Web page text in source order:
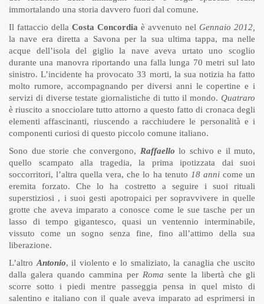
immortalando una storia davvero fuori dal comune.
Il fattaccio della Costa Concordia è avvenuto nel Gennaio 2012,
la nave era diretta a Savona per la sua ultima tappa, ma nelle
acque dell’isola del giglio la nave aveva urtato uno scoglio
durante una manovra riportando una falla lunga 70 metri sul lato
sinistro. L’incidente ha provocato 33 morti, la sua notizia ha fatto
molto rumore, accompagnando per diversi anni le copertine e i
servizi di diverse testate giornalistiche di tutto il mondo. Quatraro
è riuscito a snocciolare tutto attorno a questo fatto di cronaca degli
elementi affascinanti, riuscendo a racchiudere le personalità e i
componenti curiosi di questo piccolo comune italiano.
Sono due storie che convergono, Raffaello lo schivo e il muto,
quello scampato alla tragedia, la prima ipotizzata dai suoi
soccorritori, l’altra quella vera, che lo ha tenuto 18 annicome un
eremita forzato. Che lo ha costretto a seguire i suoi rituali
superstiziosi , i suoi gesti apotropaici per sopravvivere in quelle
grotte che aveva imparato a conosce come le sue tasche per un
lasso di tempo gigantesco, quasi un ventennio interminabile,
vissuto come un sogno senza fine, fino all’attimo della sua
liberazione.
L’altro Antonio, il violento e lo smaliziato, la canaglia che uscito
dalla galera quando cammina per Roma sente la libertà che gli
scorre sotto i piedi mentre passeggia pensa in quel misto di
salentino e italiano con il quale aveva imparato ad esprimersi in